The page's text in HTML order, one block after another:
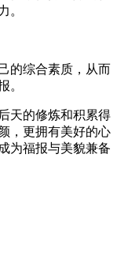
。
的综合素质，从而
。
天的修炼和积累得
，更拥有美好的心
为福报与美貌兼备